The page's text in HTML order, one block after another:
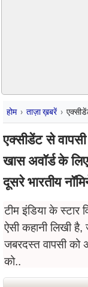
होम ताज़ा ख़बरें
एक्सीडेंट से
खास अवॉर्ड के
दूसरे भारतीय
टीम इंडिया के
ऐसी कहानी लिखी
जबरदस्त वापसी को
को..